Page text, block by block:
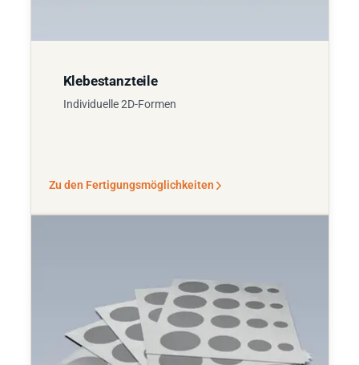
Klebestanzteile
Individuelle 2D-Formen
Zu den Fertigungsmöglichkeiten